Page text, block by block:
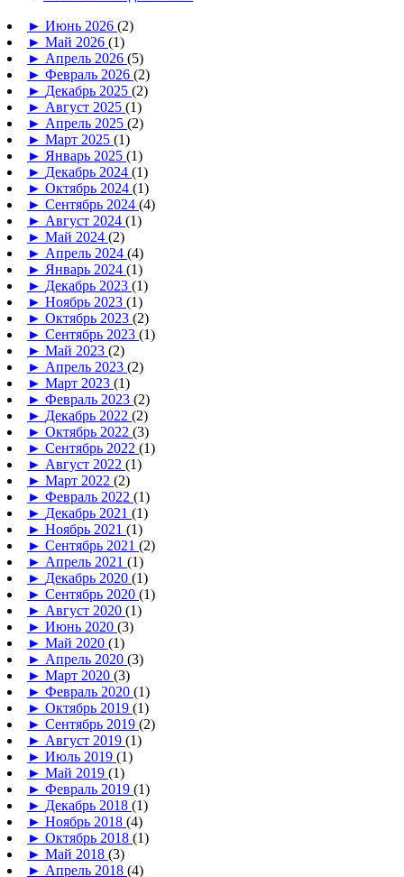
► Июнь 2026 (2)
► Май 2026 (1)
► Апрель 2026 (5)
► Февраль 2026 (2)
► Декабрь 2025 (2)
► Август 2025 (1)
► Апрель 2025 (2)
► Март 2025 (1)
► Январь 2025 (1)
► Декабрь 2024 (1)
► Октябрь 2024 (1)
► Сентябрь 2024 (4)
► Август 2024 (1)
► Май 2024 (2)
► Апрель 2024 (4)
► Январь 2024 (1)
► Декабрь 2023 (1)
► Ноябрь 2023 (1)
► Октябрь 2023 (2)
► Сентябрь 2023 (1)
► Май 2023 (2)
► Апрель 2023 (2)
► Март 2023 (1)
► Февраль 2023 (2)
► Декабрь 2022 (2)
► Октябрь 2022 (3)
► Сентябрь 2022 (1)
► Август 2022 (1)
► Март 2022 (2)
► Февраль 2022 (1)
► Декабрь 2021 (1)
► Ноябрь 2021 (1)
► Сентябрь 2021 (2)
► Апрель 2021 (1)
► Декабрь 2020 (1)
► Сентябрь 2020 (1)
► Август 2020 (1)
► Июнь 2020 (3)
► Май 2020 (1)
► Апрель 2020 (3)
► Март 2020 (3)
► Февраль 2020 (1)
► Октябрь 2019 (1)
► Сентябрь 2019 (2)
► Август 2019 (1)
► Июль 2019 (1)
► Май 2019 (1)
► Февраль 2019 (1)
► Декабрь 2018 (1)
► Ноябрь 2018 (4)
► Октябрь 2018 (1)
► Май 2018 (3)
► Апрель 2018 (4)